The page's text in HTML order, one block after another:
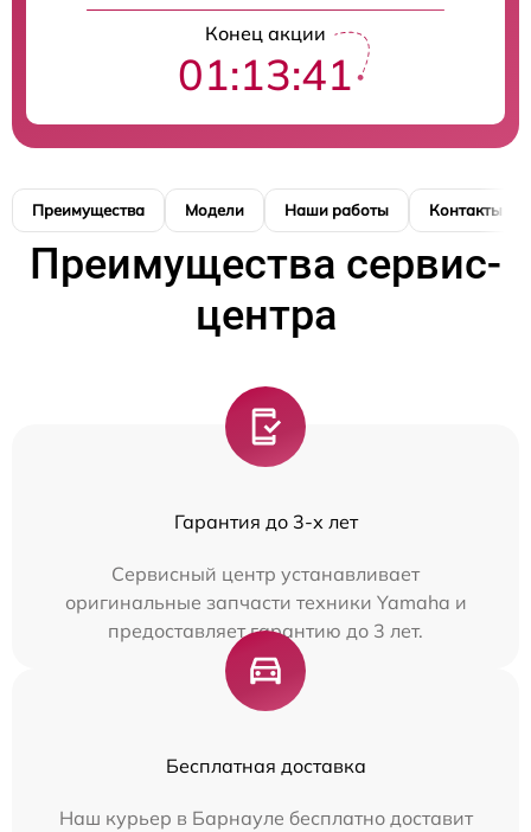
Конец акции
01:13:41
Преимущества Модели Наши работы Контакты
Преимущества сервис-
центра
Гарантия до 3-х лет
Сервисный центр устанавливает
оригинальные запчасти техники Yamaha и
предоставляет гарантию до 3 лет.
Бесплатная доставка
Наш курьер в Барнауле бесплатно доставит